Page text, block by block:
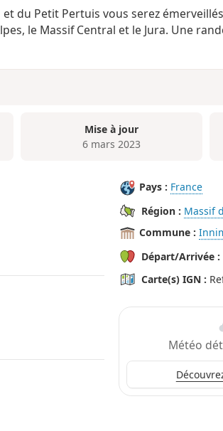
du Petit Pertuis vous serez
le Massif Central et le Jura. Une
Mise à jour
6 mars 2023
Pays : France
Région : Massif
Commune :
Départ/Arrivée :
Carte(s) IGN :
Météo